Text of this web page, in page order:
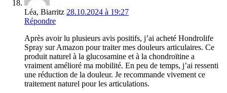
Léa, Biarritz 28.10.2024 à 19:27
Répondre
Après avoir lu plusieurs avis positifs, j’ai acheté Hondrolife
Spray sur Amazon pour traiter mes douleurs articulaires. Ce
produit naturel à la glucosamine et à la chondroïtine a
vraiment amélioré ma mobilité. En peu de temps, j’ai ressenti
une réduction de la douleur. Je recommande vivement ce
traitement naturel pour les articulations.